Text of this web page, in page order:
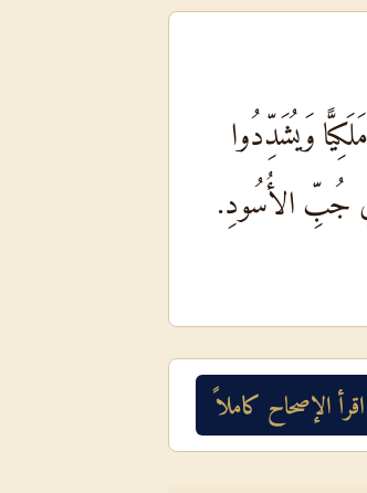
وَيُشَدِّدُوا
جُبِّ الأُسُودِ.
الإصحاح كاملاً